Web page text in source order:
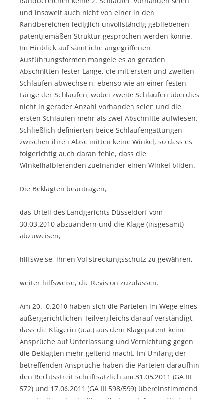
und insoweit auch nicht von einer in den
Randbereichen lediglich unvollständig gebliebenen
patentgemäßen Struktur gesprochen werden könne.
Im Hinblick auf sämtliche angegriffenen
Ausführungsformen mangele es an geraden
Abschnitten fester Länge, die mit ersten und zweiten
Schlaufen abwechseln, ebenso wie an einer festen
Länge der Schlaufen, wobei zweite Schlaufen überdies
nicht in gerader Anzahl vorhanden seien und die
ersten Schlaufen mehr als zwei Abschnitte aufwiesen.
Schließlich definierten beide Schlaufengattungen
zwischen ihren Abschnitten keine Winkel, so dass es
folgerichtig auch daran fehle, dass die
Winkelhalbierenden zueinander einen Winkel bilden.
Die Beklagten beantragen,
das Urteil des Landgerichts Düsseldorf vom
30.03.2010 abzuändern und die Klage (insgesamt)
abzuweisen,
hilfsweise, ihnen Vollstreckungsschutz zu gewähren,
weiter hilfsweise, die Revision zuzulassen.
Am 20.10.2010 haben sich die Parteien im Wege eines
außergerichtlichen Teilvergleichs darauf verständigt,
dass die Klägerin (u.a.) aus dem Klagepatent keine
Ansprüche auf Unterlassung und Vernichtung gegen
die Beklagten mehr geltend macht. Im Umfang der
betreffenden Ansprüche haben die Parteien daraufhin
den Rechtsstreit schriftsätzlich am 31.05.2011 (GA III
572) und 17.06.2011 (GA III 598/599) übereinstimmend